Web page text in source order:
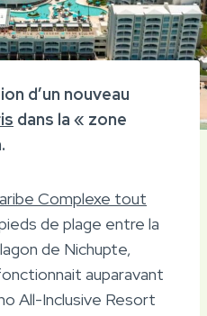
d’un nouveau
dans la « zone
Complexe tout
de plage entre la
de Nichupte,
auparavant
All-Inclusive Resort